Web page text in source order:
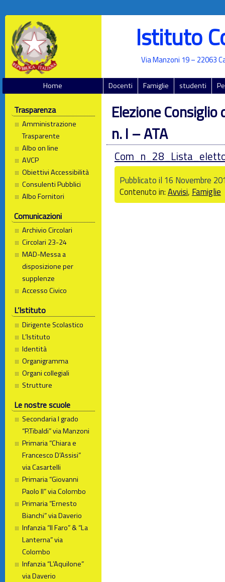
Istituto
Via Manzoni 19 – 22063
Home Docenti Famiglie studenti
Trasparenza
Amministrazione
Trasparente
Albo on line
AVCP
Obiettivi Accessibilità
Consulenti Pubblici
Albo Fornitori
Comunicazioni
Archivio Circolari
Circolari 23-24
MAD-Messa a
disposizione per
supplenze
Accesso Civico
L’Istituto
Dirigente Scolastico
L’Istituto
Identità
Organigramma
Organi collegiali
Strutture
Le nostre scuole
Secondaria I grado
“P.Tibaldi” via Manzoni
Primaria “Chiara e
Francesco D’Assisi”
via Casartelli
Primaria “Giovanni
Paolo II” via Colombo
Primaria “Ernesto
Bianchi” via Daverio
Infanzia “Il Faro” & “La
Lanterna” via
Colombo
Infanzia “L’Aquilone”
via Daverio
Elezione
n. I – ATA
Pubblicato il 16 Novembre
Contenuto in: Avvisi, Famiglie